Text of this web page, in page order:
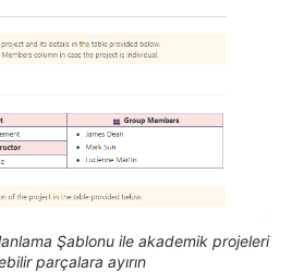
Şablonu ile akademik projeleri
parçalara ayırın